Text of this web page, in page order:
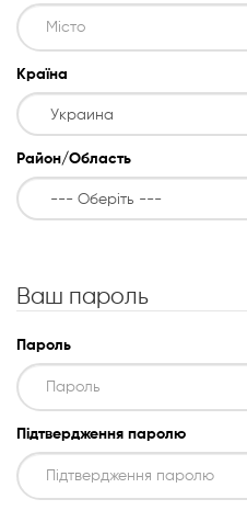
Сантехніка
Аксесуари
Країна
Район/Область
Ваш пароль
Пароль
Підтвердження паролю